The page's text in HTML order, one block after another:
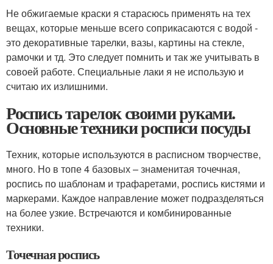
Не обжигаемые краски я старасюсь применять на тех
вещах, которые меньше всего соприкасаются с водой -
это декоративные тарелки, вазы, картины на стекле,
рамочки и тд. Это следует помнить и так же учитывать в
совоей работе. Специальные лаки я не использую и
считаю их излишними.
Роспись тарелок своими руками.
Основные техники росписи посуды
Техник, которые используются в расписном творчестве,
много. Но в топе 4 базовых – знаменитая точечная,
роспись по шаблонам и трафаретами, роспись кистями и
маркерами. Каждое направление может подразделяться
на более узкие. Встречаются и комбинированные
техники.
Точечная роспись